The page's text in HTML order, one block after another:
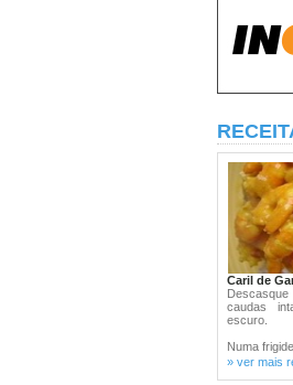
Caril de
caudas
escuro.
Numa
» ver mais